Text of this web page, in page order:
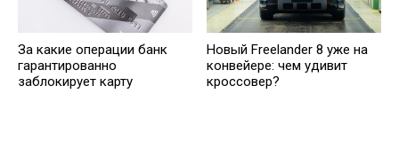
За кaкие операции банк
гарантированно
заблокирует карту
Новый Freelander 8 уже на
конвейере: чем удивит
кроссовер?